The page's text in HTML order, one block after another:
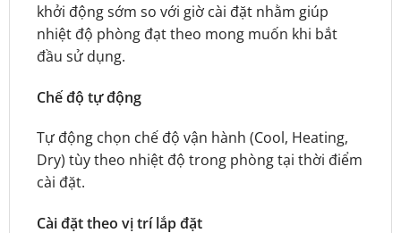
khởi động sớm so với giờ cài đặt nhằm giúp
nhiệt độ phòng đạt theo mong muốn khi bắt
đầu sử dụng.
Chế độ tự động
Tự động chọn chế độ vận hành (Cool, Heating,
Dry) tùy theo nhiệt độ trong phòng tại thời điểm
cài đặt.
Cài đặt theo vị trí lắp đặt